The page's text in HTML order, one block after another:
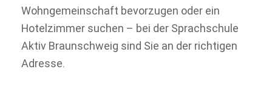
Wohngemeinschaft bevorzugen oder ein
Hotelzimmer suchen – bei der Sprachschule
Aktiv Braunschweig sind Sie an der richtigen
Adresse.